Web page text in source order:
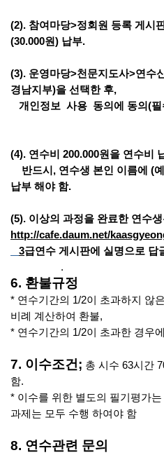
(2). 참여마당>정회원 등록 게시
(30.000원) 납부.
(3). 운영마당>천문지도사>연수
경남지부)을 선택한 후,
개인정보 사용 동의에 동의(
(4). 연수비 200.000원을 연수비
반드시 , 연수생 본인 이름에 (예
납부 해야 함.
(5). 이상의 과정을 완료한 연수
http://cafe.daum.net/
3급연수 게시판에 실명으로 답
.
6. 환불규정
* 연수기간의 1/2이 초과하지 않
비례 계산하여 환불,
* 연수기간의 1/2이 초과한 경우
7. 이수조건; 총 시수 63시간
함.
* 이수를 위한 별도의 필기평가
과제는 모두 수행 하여야 함
8. 연수관련 문의